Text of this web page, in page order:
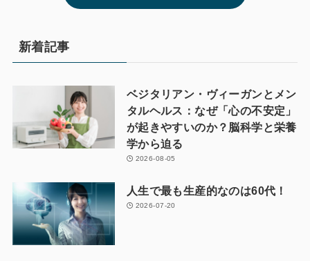
新着記事
ベジタリアン・ヴィーガンとメン
タルヘルス：なぜ「心の不安定」
が起きやすいのか？脳科学と栄養
学から迫る
2026-08-05
人生で最も生産的なのは60代！
2026-07-20